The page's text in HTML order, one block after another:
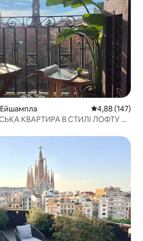
Ейшампла Середня
4,88 (147)
КВАРТИРА В СТИЛІ ЛОФТУ З